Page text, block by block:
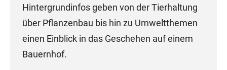
Hintergrundinfos geben von der Tierhaltung
über Pflanzenbau bis hin zu Umweltthemen
einen Einblick in das Geschehen auf einem
Bauernhof.